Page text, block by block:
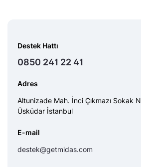
Destek Hattı
0850 241 22 41
Adres
Altunizade Mah. İnci Çıkmazı Sokak
Üsküdar İstanbul
E-mail
destek@getmidas.com